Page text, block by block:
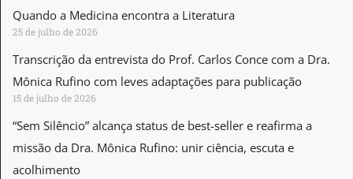
Quando a Medicina encontra a Literatura
25 de julho de 2026
Transcrição da entrevista do Prof. Carlos Conce com a Dra.
Mônica Rufino com leves adaptações para publicação
15 de julho de 2026
“Sem Silêncio” alcança status de best-seller e reafirma a
missão da Dra. Mônica Rufino: unir ciência, escuta e
acolhimento